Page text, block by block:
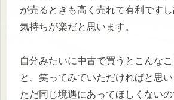
が売るときも高く売れて有利です
気持ちが楽だと思います。
自分みたいに中古で買うとこんな
と、笑ってみていただければと思い
ただ同じ境遇にあってほしくない